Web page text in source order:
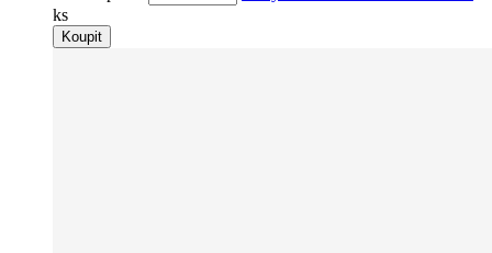
ks
Koupit